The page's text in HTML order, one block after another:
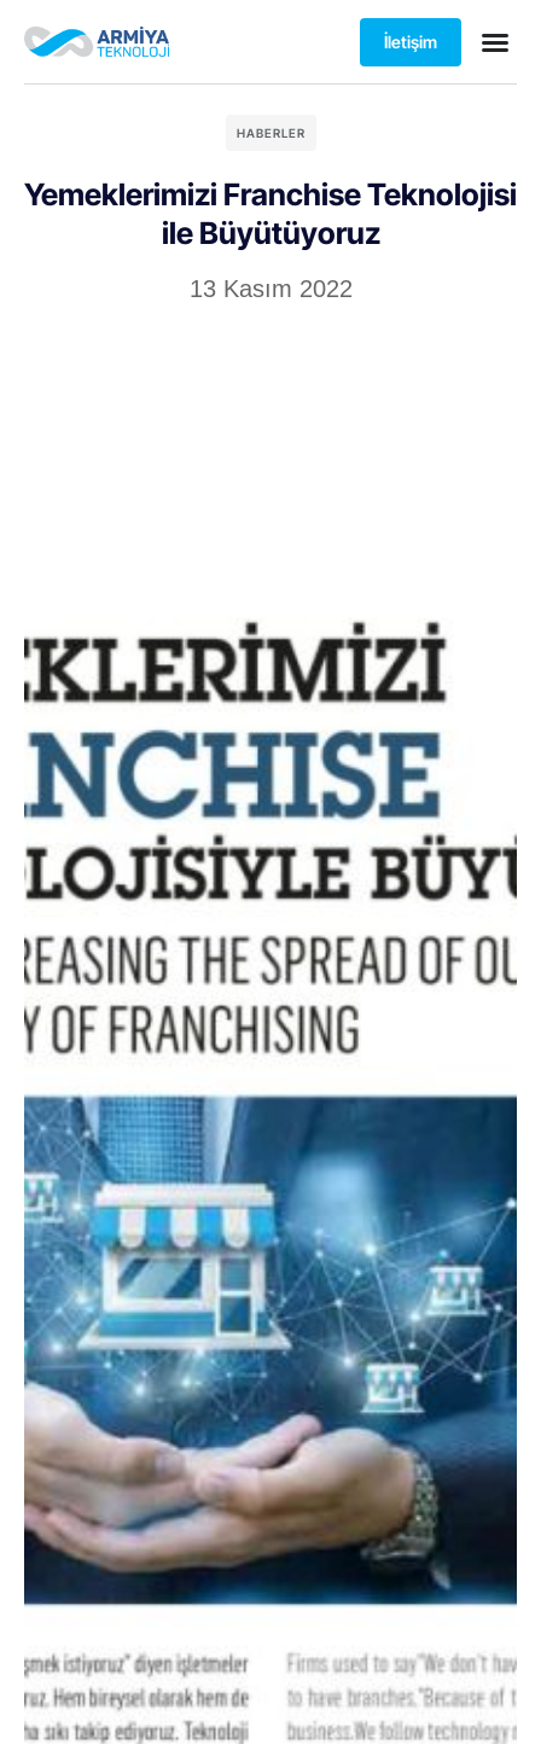
İletişim
HABERLER
Yemeklerimizi Franchise Teknolojisi
ile Büyütüyoruz
13 Kasım 2022